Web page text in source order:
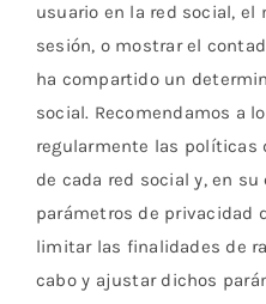
usuario en la red social,
sesión, o mostrar el
ha compartido un
social. Recomendamos a
regularmente las políticas
de cada red social y, en
parámetros de privacidad
limitar las finalidades de
cabo y ajustar dichos